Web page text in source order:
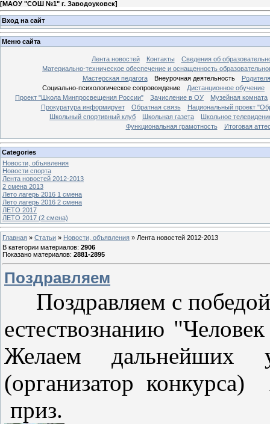
[МАОУ "СОШ №1" г. Заводоуковск]
Вход на сайт
Меню сайта
Лента новостей Контакты
Сведения об
Материально-техническое обеспечение и оснащенность
Мастерская педагога
Внеурочная деятельность
Социально-психологическое сопровождение
Дистанционное обучение
Проект "Школа Минпросвещения России"
Зачисление в ОУ
Музейная комната
Прокуратура информирует
Обратная связь
Национальный проект
Школьный спортивный клуб
Школьная газета
Школьное
Функциональная грамотность
Итоговая
Categories
Новости, объявления
Новости спорта
Лента новостей 2012-2013
2 смена 2013
Лето лагерь 2016 1 смена
Лето лагерь 2016 2 смена
ЛЕТО 2017
ЛЕТО 2017 (2 смена)
Главная » Статьи » Новости, объявления » Лента новостей 2012-2013
В категории материалов: 2906
Показано материалов: 2881-2895
Поздравляем
Поздравляем с
естествознанию
Желаем
(организатор
приз.